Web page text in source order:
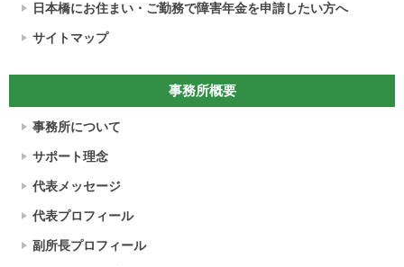
日本橋にお住まい・ご勤務で障害年金を申請したい方へ
サイトマップ
事務所概要
事務所について
サポート理念
代表メッセージ
代表プロフィール
副所長プロフィール